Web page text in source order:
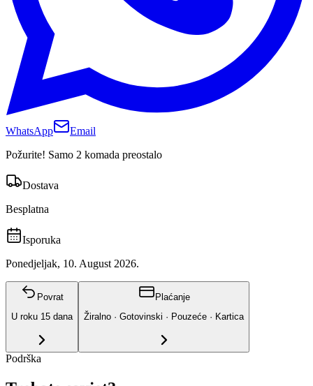
WhatsApp
Email
Požurite! Samo 2 komada preostalo
Dostava
Besplatna
Isporuka
Ponedjeljak, 10. August 2026.
Povrat
U roku 15 dana
Plaćanje
Žiralno · Gotovinski · Pouzeće · Kartica
Podrška